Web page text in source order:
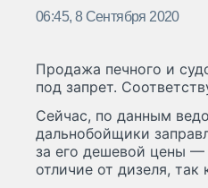
06:45, 8 Сентября 2020
Продажа печного и
под запрет.
Сейчас, по данным
дальнобойщики
за его дешевой цены —
отличие от дизеля,